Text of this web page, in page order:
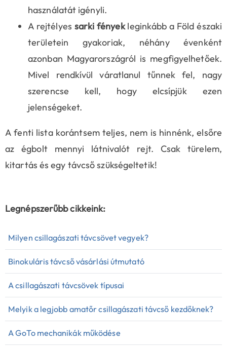
használatát igényli.
A rejtélyes sarki fényekleginkább a Föld északi
területein gyakoriak, néhány évenként
azonban Magyarországról is megfigyelhetőek.
Mivel rendkívül váratlanul tűnnek fel, nagy
szerencse kell, hogy elcsípjük ezen
jelenségeket.
A fenti lista korántsem teljes, nem is hinnénk, elsőre
az égbolt mennyi látnivalót rejt. Csak türelem,
kitartás és egy távcső szükségeltetik!
Legnépszerűbb cikkeink:
Milyen csillagászati távcsövet vegyek?
Binokuláris távcső vásárlási útmutató
A csillagászati távcsövek típusai
Melyik a legjobb amatőr csillagászati távcső kezdőknek?
A GoTo mechanikák működése